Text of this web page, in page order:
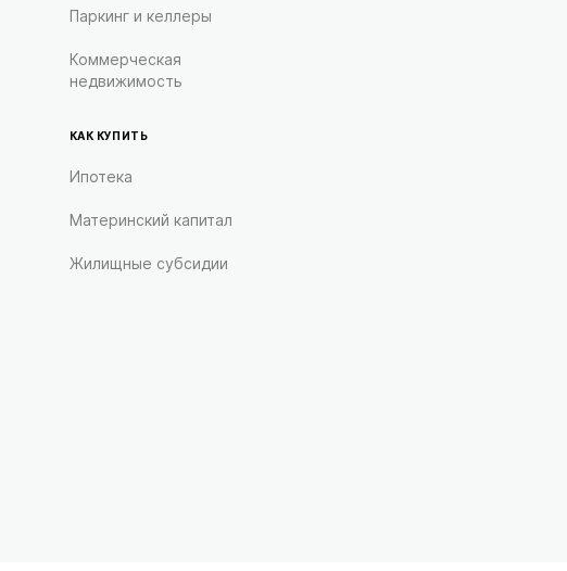
Паркинг и келлеры
Коммерческая
недвижимость
КАК КУПИТЬ
Ипотека
Материнский капитал
Жилищные субсидии